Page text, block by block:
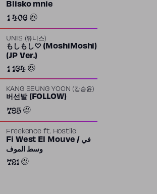
Returners
Blisko mnie
1 406
UNIS (유니스)
もしもし♡ (MoshiMoshi)
(JP Ver.)
1 164
KANG SEUNG YOON (강승윤)
버선발 (FOLLOW)
795
Freekence ft. Hostile
Fi West El Mouve / في
وسط الموف
791